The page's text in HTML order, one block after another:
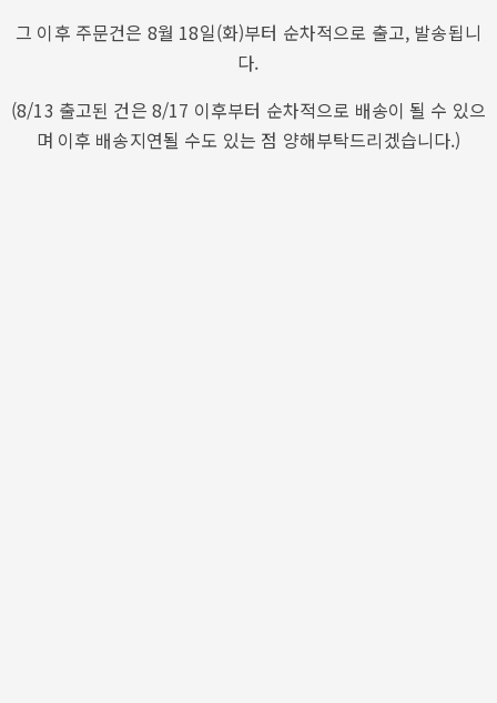
그 이후 주문건은 8월 18일(화)부터 순차적으로 출고, 발송됩니
다.
(8/13 출고된 건은 8/17 이후부터 순차적으로 배송이 될 수 있으
며 이후 배송지연될 수도 있는 점 양해부탁드리겠습니다.)